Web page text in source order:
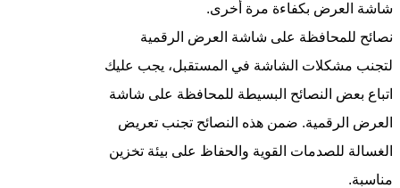
شاشة العرض بكفاءة مرة أخرى.
نصائح للمحافظة على شاشة العرض الرقمية
لتجنب مشكلات الشاشة في المستقبل، يجب عليك
اتباع بعض النصائح البسيطة للمحافظة على شاشة
العرض الرقمية. ضمن هذه النصائح تجنب تعريض
الغسالة للصدمات القوية والحفاظ على بيئة تخزين
مناسبة.